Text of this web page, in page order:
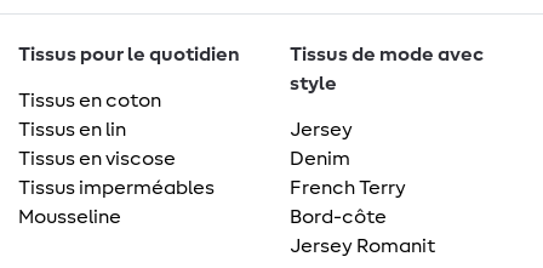
Tissus pour le quotidien
Tissus en coton
Tissus en lin
Tissus en viscose
Tissus imperméables
Mousseline
Tissus de mode avec
style
Jersey
Denim
French Terry
Bord-côte
Jersey Romanit